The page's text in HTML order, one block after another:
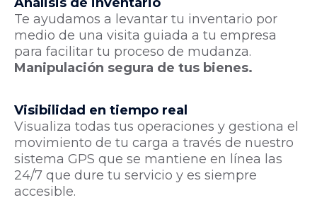
Te ayudamos a levantar tu inventario por
medio de una visita guiada a tu empresa
para facilitar tu proceso de mudanza.
Manipulación segura de tus bienes.
Visibilidad en tiempo real
Visualiza todas tus operaciones y gestiona el
movimiento de tu carga a través de nuestro
sistema GPS que se mantiene en línea las
24/7 que dure tu servicio y es siempre
accesible.